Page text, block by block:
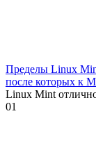
Пределы Linux
после которых к
Linux Mint
01